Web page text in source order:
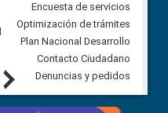
Veeduría Ciudadana para
construcción del asfaltado de
Ballenita del cantón Santa
7 agosto, 2026
Next
Encuesta de servicios
Optimización de trámites
Plan Nacional Desarrollo
Contacto Ciudadano
Denuncias y pedidos